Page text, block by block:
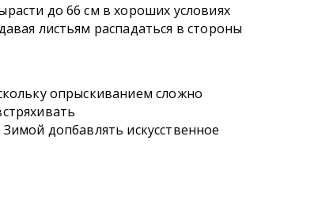
до 66 см в хороших условиях
листьям распадаться в стороны
опрыскиванием сложно
допбавлять искусственное